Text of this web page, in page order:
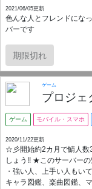
2021/06/05更新
色んな人とフレンドにな
バーです
期限切れ
ゲーム
プロジェ
ゲーム モバイル・スマホ
2020/11/22更新
☆彡開始約2カ月で鯖人数300人突破!!☆彡 み
しょう!! ★このサーバーの魅力★ ・民度が高く、みんな優しく、話しやすい
・強い人、上手い人もい
キャラ図鑑、楽曲図鑑、